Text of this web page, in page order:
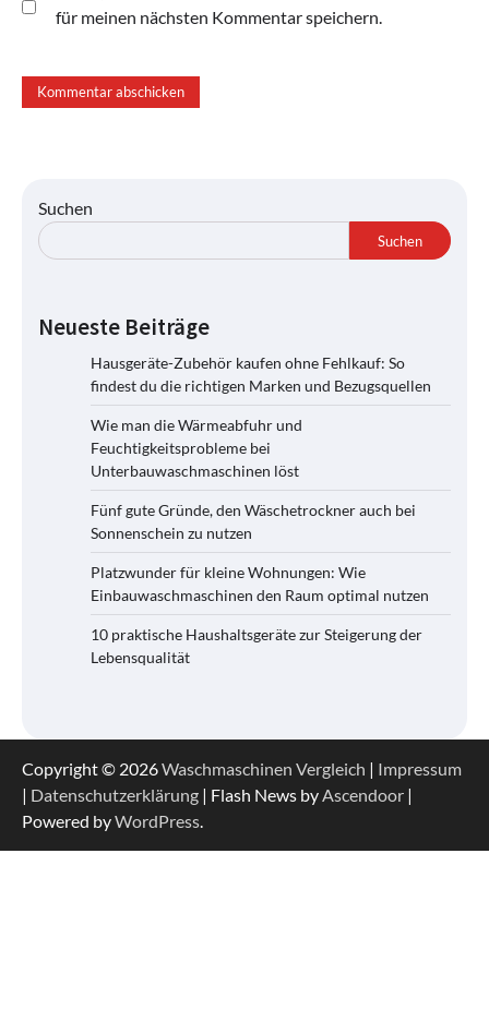
für meinen nächsten Kommentar speichern.
Suchen
Suchen
Neueste Beiträge
Hausgeräte-Zubehör kaufen ohne Fehlkauf: So
findest du die richtigen Marken und Bezugsquellen
Wie man die Wärmeabfuhr und
Feuchtigkeitsprobleme bei
Unterbauwaschmaschinen löst
Fünf gute Gründe, den Wäschetrockner auch bei
Sonnenschein zu nutzen
Platzwunder für kleine Wohnungen: Wie
Einbauwaschmaschinen den Raum optimal nutzen
10 praktische Haushaltsgeräte zur Steigerung der
Lebensqualität
Copyright © 2026Waschmaschinen Vergleich | Impressum
| Datenschutzerklärung | Flash News byAscendoor |
Powered byWordPress.